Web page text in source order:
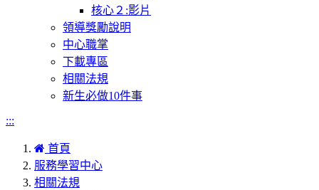
核心２:影片
領導獎勵說明
中心職掌
下載專區
相關法規
新生必做10件事
:::
首頁
服務學習中心
相關法規